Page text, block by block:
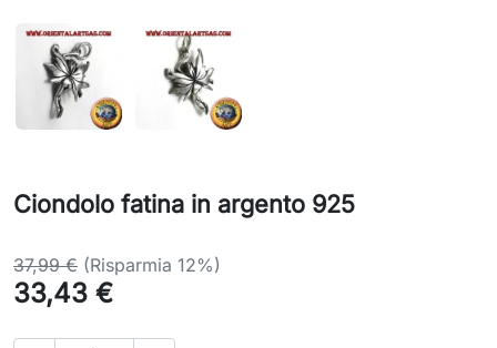
Ciondolo fatina in argento 925
37,99 € (Risparmia 12%)
33,43 €